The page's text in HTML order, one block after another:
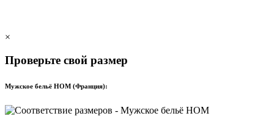
×
Проверьте свой размер
Мужское бельё HOM (Франция):